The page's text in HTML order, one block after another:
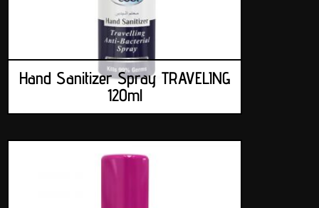
Hand Sanitizer Spray TRAVELING
120ml